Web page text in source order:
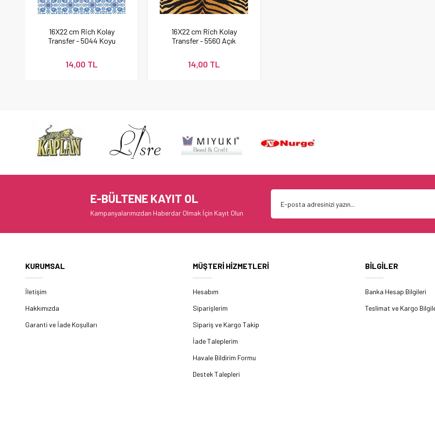
16X22 cm Rich Kolay
Transfer - 5044 Koyu
14,00 TL
16X22 cm Rich Kolay
Transfer - 5560 Açık
14,00 TL
E-BÜLTENE KAYIT OL
Kampanyalarımızdan Haberdar Olmak İçin Kayıt Olun
KURUMSAL
İletişim
Hakkımızda
Garanti ve İade Koşulları
MÜŞTERİ HİZMETLERİ
Hesabım
Siparişlerim
Sipariş ve Kargo Takip
İade Taleplerim
Havale Bildirim Formu
Destek Talepleri
BİLGİLER
Banka Hesap Bilgileri
Teslimat ve Kargo